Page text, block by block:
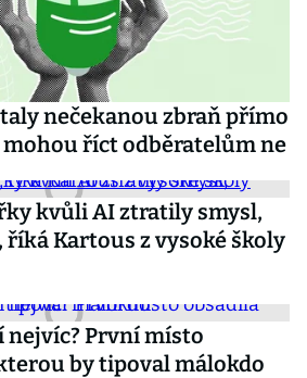
nečekanou zbraň přímo
mohou říct odběratelům ne
kvůli AI ztratily smysl,
říká Kartous z vysoké školy
První místo
by tipoval málokdo